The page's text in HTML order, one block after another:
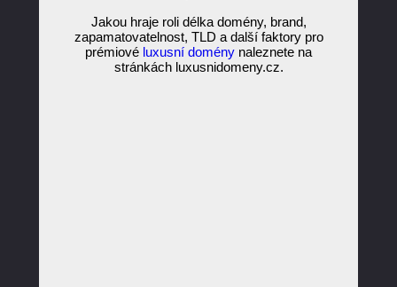
Jakou hraje roli délka domény, brand,
zapamatovatelnost, TLD a další faktory pro
prémiové luxusní domény naleznete na
stránkách luxusnidomeny.cz.